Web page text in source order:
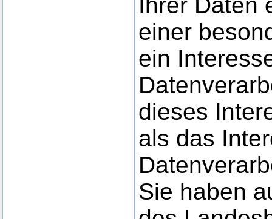
einer
ein
dieses
als das
Sie haben